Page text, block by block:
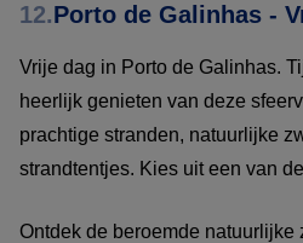
12.Porto de Galinhas -
Vrije dag in Porto de Galinhas.
heerlijk genieten van deze
prachtige stranden, natuurlijke
strandtentjes. Kies uit een van
Ontdek de beroemde natuurlijke